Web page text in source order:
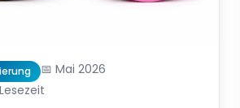
📅 Mai 2026